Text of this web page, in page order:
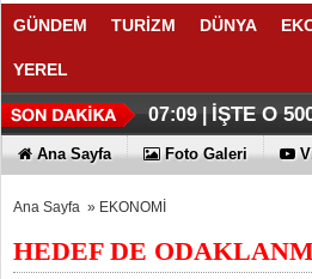
GÜNDEM TURİZM DÜNYA
YEREL
07:09 | İŞTE O
Ana Sayfa Foto Galeri
Ana Sayfa » EKONOMİ
HEDEF DE